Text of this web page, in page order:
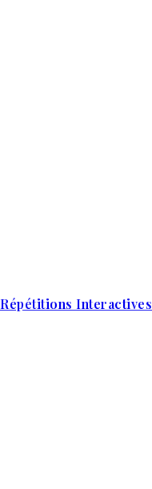
Répétitions Interactives